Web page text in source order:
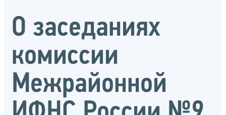
О заседаниях
комиссии
Межрайонной